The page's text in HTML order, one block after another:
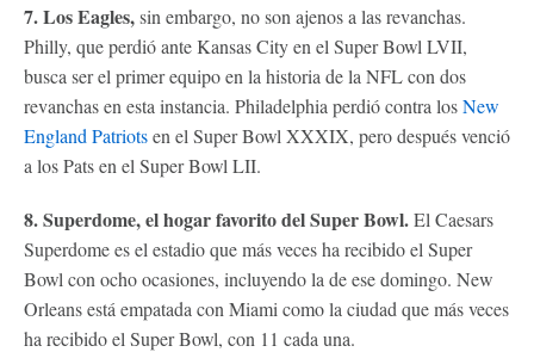
7. Los Eagles,sin embargo, no son ajenos a las revanchas.
Philly, que perdió ante Kansas City en el Super Bowl LVII,
busca ser el primer equipo en la historia de la NFL con dos
revanchas en esta instancia. Philadelphia perdió contra losNew
England Patriotsen el Super Bowl XXXIX, pero después venció
a los Pats en el Super Bowl LII.
8. Superdome, el hogar favorito del Super Bowl.El Caesars
Superdome es el estadio que más veces ha recibido el Super
Bowl con ocho ocasiones, incluyendo la de ese domingo. New
Orleans está empatada con Miami como la ciudad que más veces
ha recibido el Super Bowl, con 11 cada una.